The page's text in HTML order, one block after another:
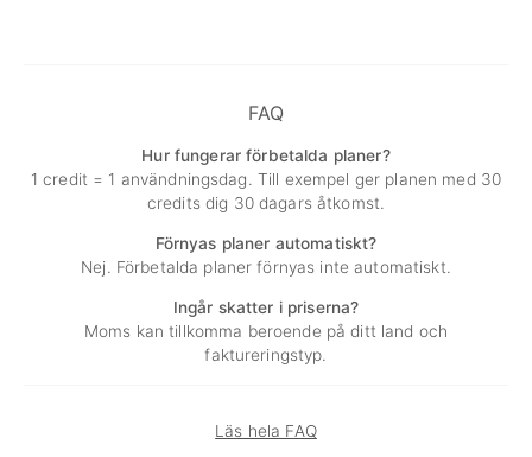
FAQ
Hur fungerar förbetalda planer?
1 credit = 1 användningsdag. Till exempel ger planen med 30
credits dig 30 dagars åtkomst.
Förnyas planer automatiskt?
Nej. Förbetalda planer förnyas inte automatiskt.
Ingår skatter i priserna?
Moms kan tillkomma beroende på ditt land och
faktureringstyp.
Läs hela FAQ